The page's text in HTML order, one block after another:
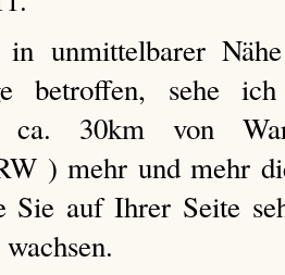
in unmittelbarer
betroffen, sehe
30km von
) mehr und mehr
Sie auf Ihrer Seite